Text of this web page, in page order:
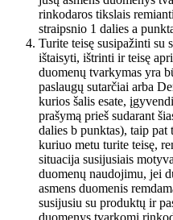
rinkodaros tikslais
straipsnio 1 dalies a
Turite teisę susipažinti su
ištaisyti, ištrinti ir teisę
duomenų tvarkymas yra
paslaugų sutarčiai arba
kurios šalis esate,
prašymą prieš sudarant
dalies b punktas), taip
kuriuo metu turite teisę,
situacija susijusiais
duomenų naudojimu, jei
asmens duomenis
susijusiu su produktų ir
duomenys tvarkomi